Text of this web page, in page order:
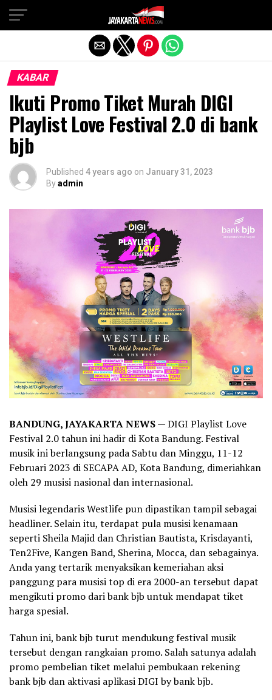
KABAR
Ikuti Promo Tiket Murah DIGI
Playlist Love Festival 2.0 di bank
bjb
Published 4 years ago on January 31, 2023
Byadmin
BANDUNG, JAYAKARTA NEWS— DIGI Playlist Love
Festival 2.0 tahun ini hadir di Kota Bandung. Festival
musik ini berlangsung pada Sabtu dan Minggu, 11-12
Februari 2023 di SECAPA AD, Kota Bandung, dimeriahkan
oleh 29 musisi nasional dan internasional.
Musisi legendaris Westlife pun dipastikan tampil sebagai
headliner. Selain itu, terdapat pula musisi kenamaan
seperti Sheila Majid dan Christian Bautista, Krisdayanti,
Ten2Five, Kangen Band, Sherina, Mocca, dan sebagainya.
Anda yang tertarik menyaksikan kemeriahan aksi
panggung para musisi top di era 2000-an tersebut dapat
mengikuti promo dari bank bjb untuk mendapat tiket
harga spesial.
Tahun ini, bank bjb turut mendukung festival musik
tersebut dengan rangkaian promo. Salah satunya adalah
promo pembelian tiket melalui pembukaan rekening
bank bjb dan aktivasi aplikasi DIGI by bank bjb.
Exit mobile version